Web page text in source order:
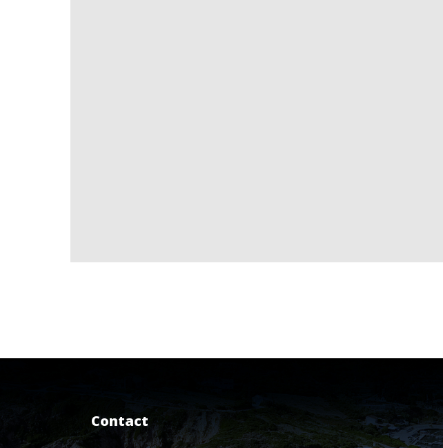
Contact